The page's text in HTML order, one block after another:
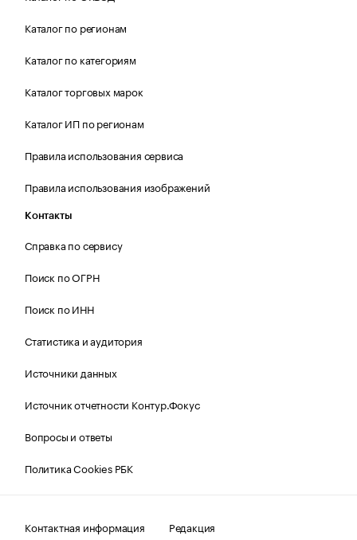
Каталог по регионам
Каталог по категориям
Каталог торговых марок
Каталог ИП по регионам
Правила использования сервиса
Правила использования изображений
Контакты
Справка по сервису
Поиск по ОГРН
Поиск по ИНН
Статистика и аудитория
Источники данных
Источник отчетности Контур.Фокус
Вопросы и ответы
Политика Cookies РБК
Контактная информация
Редакция